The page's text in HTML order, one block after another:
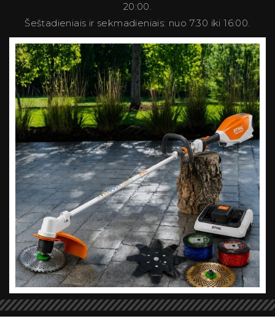
20:00.
Šeštadieniais ir sekmadieniais: nuo 7:30 iki 16:00.